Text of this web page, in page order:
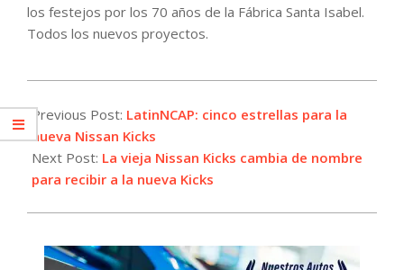
los festejos por los 70 años de la Fábrica Santa Isabel.
Todos los nuevos proyectos.
03-
19
Previous Post: LatinNCAP: cinco estrellas para la
nueva Nissan Kicks
Next Post: La vieja Nissan Kicks cambia de nombre
para recibir a la nueva Kicks